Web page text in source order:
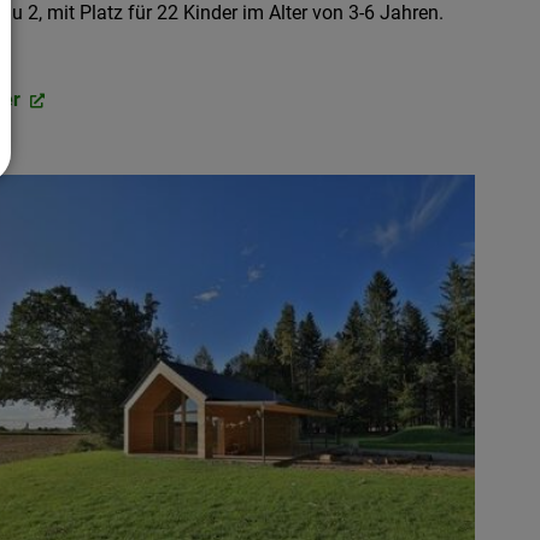
2, mit Platz für 22 Kinder im Alter von 3-6 Jahren.